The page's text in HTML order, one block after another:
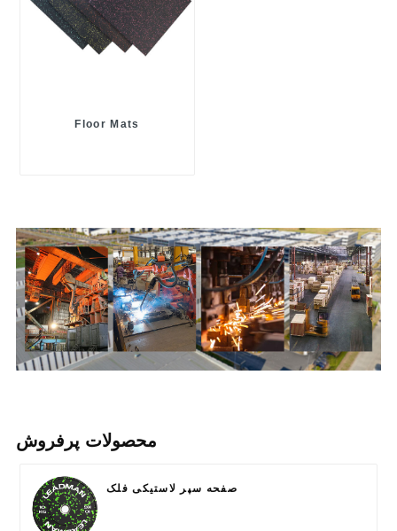
Floor Mats
محصولات پرفروش
صفحه سپر لاستیکی فلک